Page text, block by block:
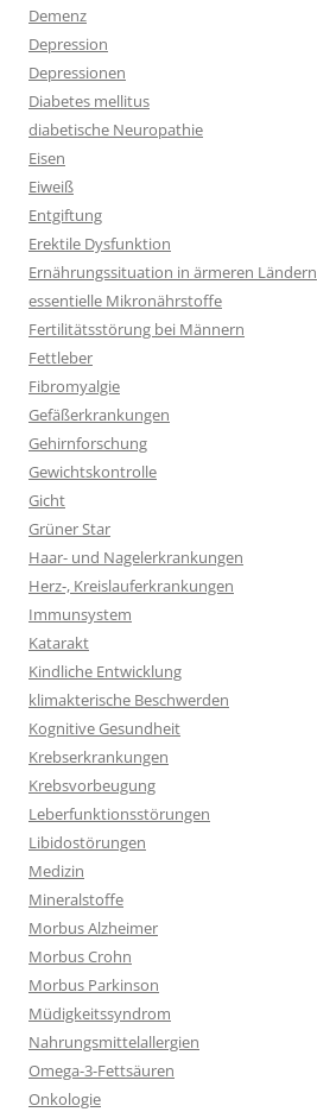
Demenz
Depression
Depressionen
Diabetes mellitus
diabetische Neuropathie
Eisen
Eiweiß
Entgiftung
Erektile Dysfunktion
Ernährungssituation in ärmeren Ländern
essentielle Mikronährstoffe
Fertilitätsstörung bei Männern
Fettleber
Fibromyalgie
Gefäßerkrankungen
Gehirnforschung
Gewichtskontrolle
Gicht
Grüner Star
Haar- und Nagelerkrankungen
Herz-, Kreislauferkrankungen
Immunsystem
Katarakt
Kindliche Entwicklung
klimakterische Beschwerden
Kognitive Gesundheit
Krebserkrankungen
Krebsvorbeugung
Leberfunktionsstörungen
Libidostörungen
Medizin
Mineralstoffe
Morbus Alzheimer
Morbus Crohn
Morbus Parkinson
Müdigkeitssyndrom
Nahrungsmittelallergien
Omega-3-Fettsäuren
Onkologie